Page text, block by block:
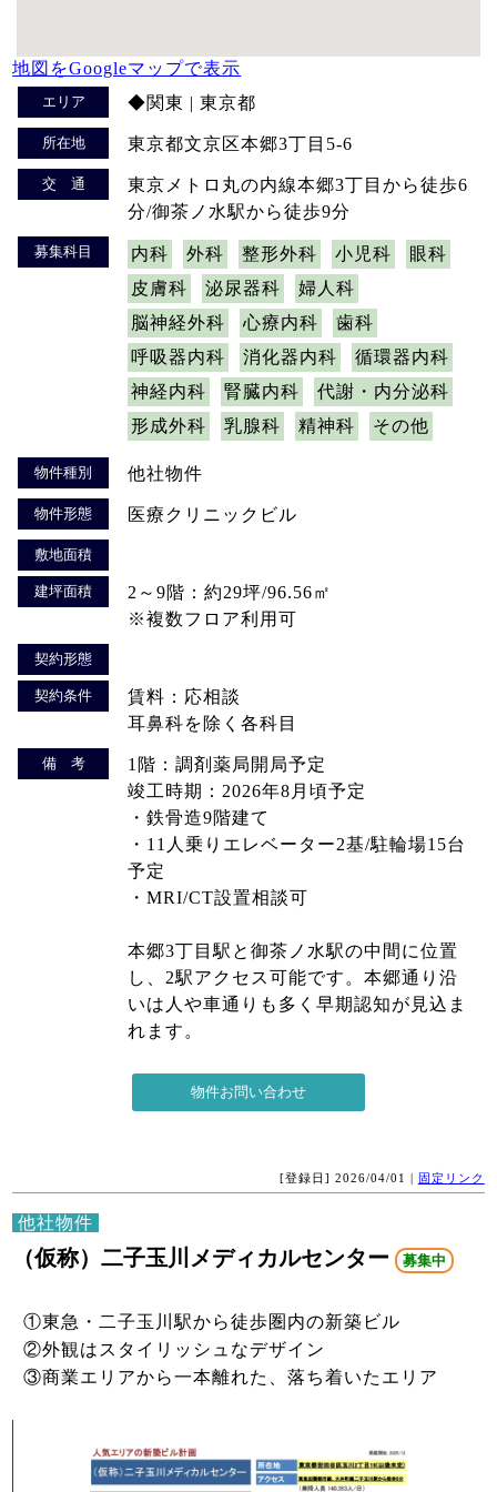
地図をGoogleマップで表示
エリア ◆関東 | 東京都
所在地 東京都文京区本郷3丁目5-6
交 通
東京メトロ丸の内線本郷3丁目から徒歩6
分/御茶ノ水駅から徒歩9分
募集科目 内科 外科 整形外科 小児科
眼科
皮膚科
泌尿器科
婦人科
脳神経外科
心療内科
歯科
呼吸器内科
消化器内科
循環器内科
神経内科
腎臓内科
代謝・内分泌科
形成外科
乳腺科 精神科 その他
物件種別 他社物件
物件形態 医療クリニックビル
敷地面積
建坪面積
2～9階：約29坪/96.56㎡
※複数フロア利用可
契約形態
契約条件
賃料：応相談
耳鼻科を除く各科目
備 考
1階：調剤薬局開局予定
竣工時期：2026年8月頃予定
・鉄骨造9階建て
・11人乗りエレベーター2基/駐輪場15台
予定
・MRI/CT設置相談可
本郷3丁目駅と御茶ノ水駅の中間に位置
し、2駅アクセス可能です。本郷通り沿
いは人や車通りも多く早期認知が見込ま
れます。
[登録日] 2026/04/01 | 固定リンク
他社物件
（仮称）二子玉川メディカルセンター 募集中
①東急・二子玉川駅から徒歩圏内の新築ビル
②外観はスタイリッシュなデザイン
③商業エリアから一本離れた、落ち着いたエリア